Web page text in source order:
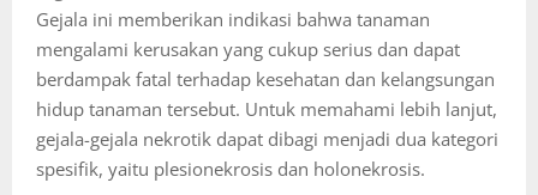
Gejala ini memberikan indikasi bahwa tanaman
mengalami kerusakan yang cukup serius dan dapat
berdampak fatal terhadap kesehatan dan kelangsungan
hidup tanaman tersebut. Untuk memahami lebih lanjut,
gejala-gejala nekrotik dapat dibagi menjadi dua kategori
spesifik, yaitu plesionekrosis dan holonekrosis.